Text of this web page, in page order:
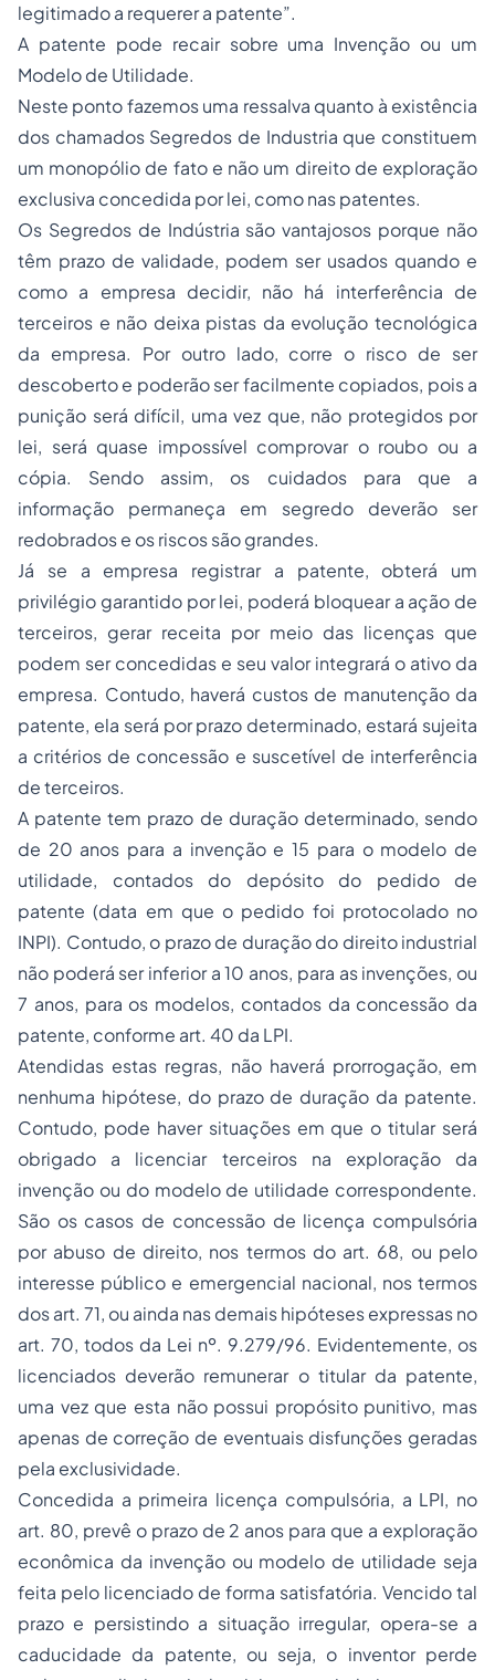
legitimado a requerer a patente”.
A patente pode recair sobre uma Invenção ou um
Modelo de Utilidade.
Neste ponto fazemos uma ressalva quanto à existência
dos chamados Segredos de Industria que constituem
um monopólio de fato e não um direito de exploração
exclusiva concedida por lei, como nas patentes.
Os Segredos de Indústria são vantajosos porque não
têm prazo de validade, podem ser usados quando e
como a empresa decidir, não há interferência de
terceiros e não deixa pistas da evolução tecnológica
da empresa. Por outro lado, corre o risco de ser
descoberto e poderão ser facilmente copiados, pois a
punição será difícil, uma vez que, não protegidos por
lei, será quase impossível comprovar o roubo ou a
cópia. Sendo assim, os cuidados para que a
informação permaneça em segredo deverão ser
redobrados e os riscos são grandes.
Já se a empresa registrar a patente, obterá um
privilégio garantido por lei, poderá bloquear a ação de
terceiros, gerar receita por meio das licenças que
podem ser concedidas e seu valor integrará o ativo da
empresa. Contudo, haverá custos de manutenção da
patente, ela será por prazo determinado, estará sujeita
a critérios de concessão e suscetível de interferência
de terceiros.
A patente tem prazo de duração determinado, sendo
de 20 anos para a invenção e 15 para o modelo de
utilidade, contados do depósito do pedido de
patente (data em que o pedido foi protocolado no
INPI). Contudo, o prazo de duração do direito industrial
não poderá ser inferior a 10 anos, para as invenções, ou
7 anos, para os modelos, contados da concessão da
patente, conforme art. 40 da LPI.
Atendidas estas regras, não haverá prorrogação, em
nenhuma hipótese, do prazo de duração da patente.
Contudo, pode haver situações em que o titular será
obrigado a licenciar terceiros na exploração da
invenção ou do modelo de utilidade correspondente.
São os casos de concessão de licença compulsória
por abuso de direito, nos termos do art. 68, ou pelo
interesse público e emergencial nacional, nos termos
dos art. 71, ou ainda nas demais hipóteses expressas no
art. 70, todos da Lei nº. 9.279/96. Evidentemente, os
licenciados deverão remunerar o titular da patente,
uma vez que esta não possui propósito punitivo, mas
apenas de correção de eventuais disfunções geradas
pela exclusividade.
Concedida a primeira licença compulsória, a LPI, no
art. 80, prevê o prazo de 2 anos para que a exploração
econômica da invenção ou modelo de utilidade seja
feita pelo licenciado de forma satisfatória. Vencido tal
prazo e persistindo a situação irregular, opera-se a
caducidade da patente, ou seja, o inventor perde